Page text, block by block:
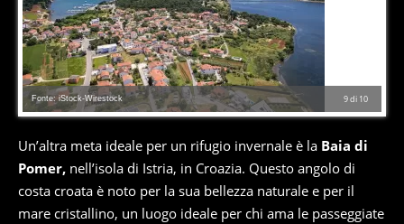
9di 10
Fonte: iStock-Wirestock
Un’altra meta ideale per un rifugio invernale è la Baia di
Pomer, nell’isola di Istria, in Croazia. Questo angolo di
costa croata è noto per la sua bellezza naturale e per il
mare cristallino, un luogo ideale per chi ama le passeggiate